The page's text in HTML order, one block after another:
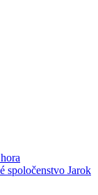
spoločenstvo Jarok